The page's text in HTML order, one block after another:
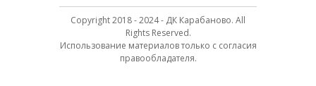
Copyright 2018 - 2024 - ДК Карабаново. All
Rights Reserved.
Использование материалов только с согласия
правообладателя.